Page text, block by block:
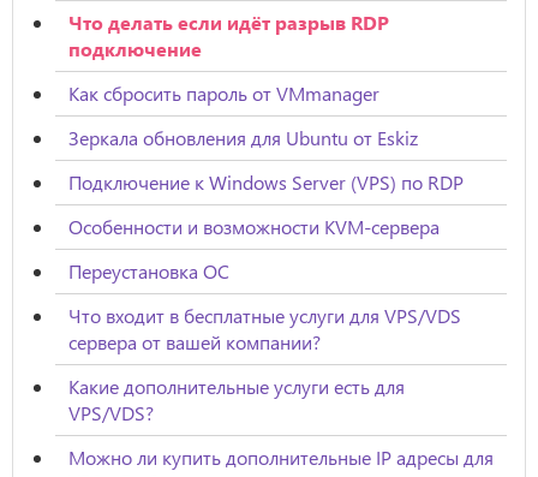
Что делать если идёт разрыв RDP
подключение
Как сбросить пароль от VMmanager
Зеркала обновления для Ubuntu от Eskiz
Подключение к Windows Server (VPS) по RDP
Особенности и возможности KVM-сервера
Переустановка ОС
Что входит в бесплатные услуги для VPS/VDS
сервера от вашей компании?
Какие дополнительные услуги есть для
VPS/VDS?
Можно ли купить дополнительные IP адресы для